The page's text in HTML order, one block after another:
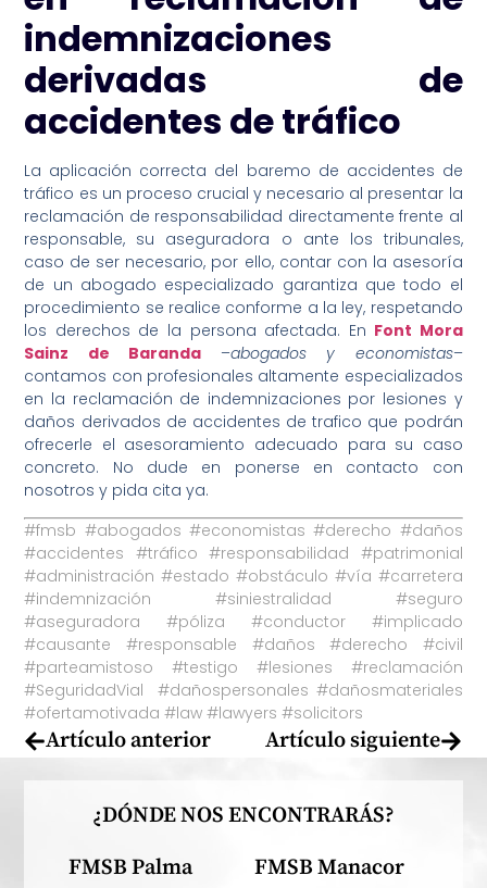
indemnizaciones
derivadas de
accidentes de tráfico
La aplicación correcta del baremo de accidentes de
tráfico es un proceso crucial y necesario al presentar la
reclamación de responsabilidad directamente frente al
responsable, su aseguradora o ante los tribunales,
caso de ser necesario, por ello, contar con la asesoría
de un abogado especializado garantiza que todo el
procedimiento se realice conforme a la ley, respetando
los derechos de la persona afectada. En Font Mora
Sainz de Baranda–abogados y economistas–
contamos con profesionales altamente especializados
en la reclamación de indemnizaciones por lesiones y
daños derivados de accidentes de trafico que podrán
ofrecerle el asesoramiento adecuado para su caso
concreto. No dude en ponerse en contacto con
nosotros y pida cita ya.
#fmsb #abogados #economistas #derecho #daños
#accidentes #tráfico #responsabilidad #patrimonial
#administración #estado #obstáculo #vía #carretera
#indemnización #siniestralidad #seguro
#aseguradora
#póliza #conductor
#implicado
#causante
#responsable #daños #derecho
#civil
#parteamistoso
#testigo #lesiones
#reclamación
#SeguridadVial
#dañospersonales #dañosmateriales
#ofertamotivada #law#lawyers #solicitors
Artículo anterior Artículo siguiente
¿DÓNDE NOS ENCONTRARÁS?
FMSB Palma
FMSB Manacor